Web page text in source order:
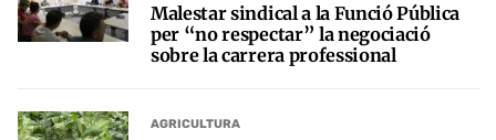
Malestar sindical a la Funció Pública
per “no respectar” la negociació
sobre la carrera professional
AGRICULTURA